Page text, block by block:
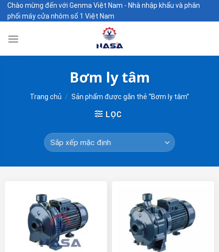
SkipChào mừng đến với Genma Việt Nam - Nhà nhập khẩu và phân
phối máy cửa nhôm số 1 Việt Nam
Bơm ly tâm
Trang chủ / Sản phẩm được gắn thẻ “Bơm ly tâm”
LỌC